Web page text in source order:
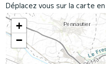
Déplacez vous sur la carte
+
−